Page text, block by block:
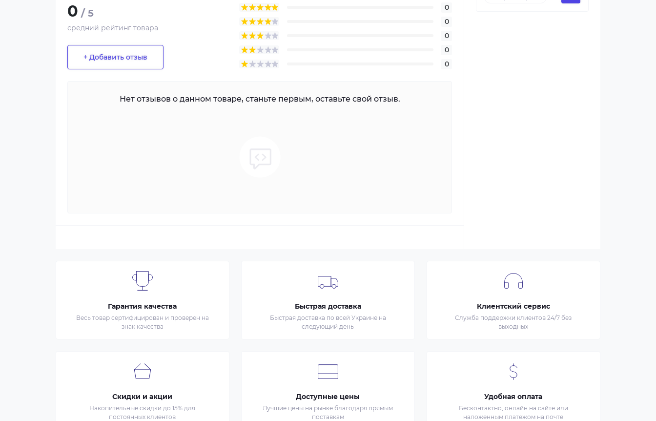
0 / 5
средний рейтинг товара
+ Добавить отзыв
0
0
0
0
0
Нет отзывов о данном товаре, станьте первым, оставьте свой отзыв.
Гарантия качества
Весь товар сертифицирован и проверен на
знак качества
Быстрая доставка
Быстрая доставка по всей Украине на
следующий день
Клиентский сервис
Служба поддержки клиентов 24/7 без
выходных
Скидки и акции
Накопительные скидки до 15% для
постоянных клиентов
Доступные цены
Лучшие цены на рынке благодаря прямым
поставкам
Удобная оплата
Бесконтактно, онлайн на сайте или
наложенным платежом на почте